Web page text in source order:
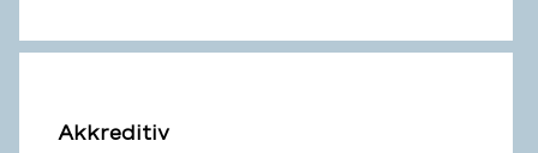
Akkreditiv